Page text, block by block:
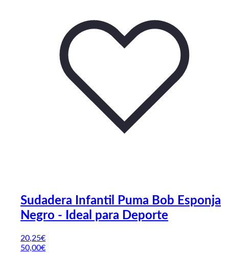
Sudadera Infantil Puma Bob Esponja
Negro - Ideal para Deporte
20,25€
50,00€